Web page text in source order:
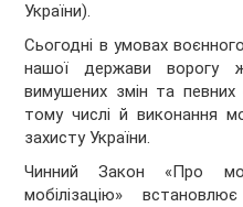
України).
Сьогодні в умовах
нашої держави ворогу
вимушених змін та
тому числі й виконання
захисту України.
Чинний Закон «Про
мобілізацію»